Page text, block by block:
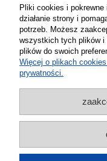
Pliki cookies i
działanie strony i
potrzeb. Możesz
wszystkich tych plików i
plików do swoich
Więcej o plikach
prywatności.